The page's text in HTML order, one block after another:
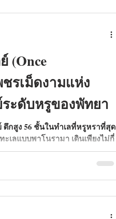
(Once
ชรเม็ดงามแห่ง
ะดับหรูของพัทยา
กสูง 56 ชั้นในทำเลที่หรูหราที่สุด
เลแบบพาโนรามา เดินเพียงไม่กี่
นวยความสะดวกระดับรีสอร์ตหรู
ตร์ส่วนตัว มาดูกันว่าทำไม